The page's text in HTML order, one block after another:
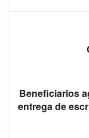
Beneficiarios
entrega de